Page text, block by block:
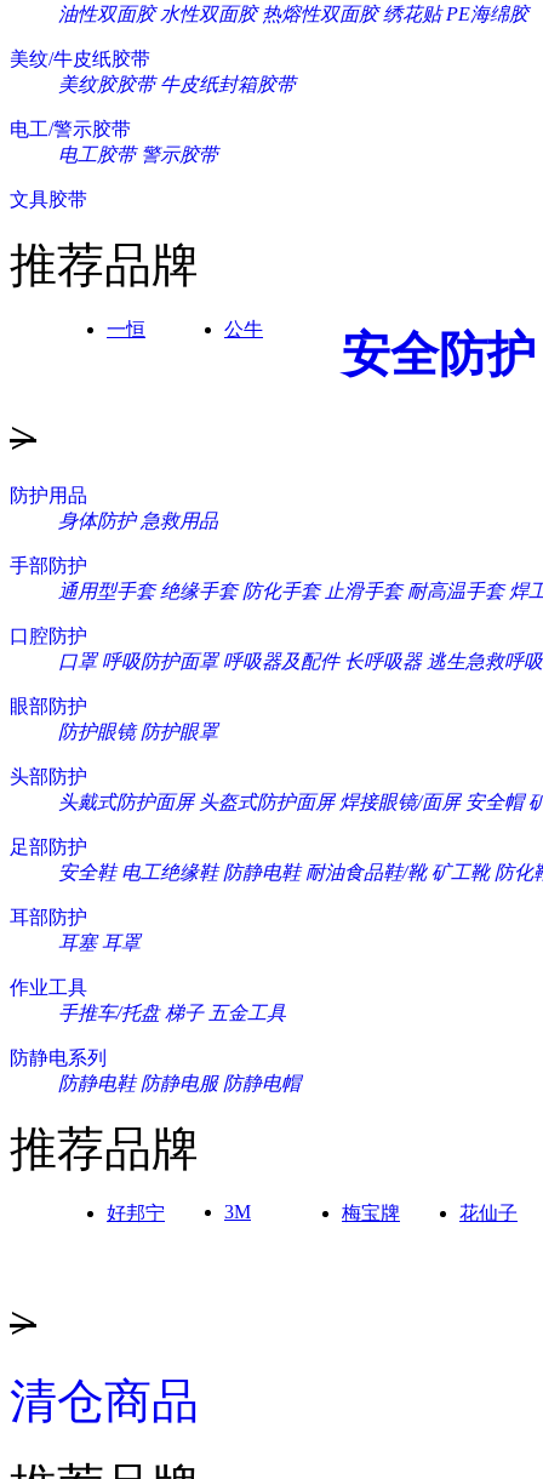
油性双面胶 水性双面胶 热熔性双面胶 绣花贴 PE海绵胶
美纹/牛皮纸胶带
美纹胶胶带 牛皮纸封箱胶带
电工/警示胶带
电工胶带 警示胶带
文具胶带
推荐品牌
一恒 公牛 安全防护
>
防护用品
身体防护 急救用品
手部防护
通用型手套 绝缘手套 防化手套 止滑手套 耐高温手套 焊
口腔防护
口罩 呼吸防护面罩 呼吸器及配件 长呼吸器 逃生急救呼
眼部防护
防护眼镜 防护眼罩
头部防护
头戴式防护面屏 头盔式防护面屏 焊接眼镜/面屏 安全帽
足部防护
安全鞋 电工绝缘鞋 防静电鞋 耐油食品鞋/靴 矿工靴 防化
耳部防护
耳塞 耳罩
作业工具
手推车/托盘 梯子 五金工具
防静电系列
防静电鞋 防静电服 防静电帽
推荐品牌
好邦宁 3M 梅宝牌 花仙子
>
清仓商品